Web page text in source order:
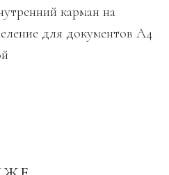
карман на
для документов А4